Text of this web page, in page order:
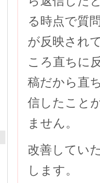
る時点で質
が反映され
ころ直ちに
稿だから直
信したこと
ません。
改善してい
します。